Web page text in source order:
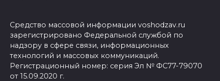
Средство массовой информации voshodzav.ru
зарегистрировано Федеральной службой по
надзору в сфере связи, информационных
технологий и массовых коммуникаций.
Регистрационный номер: серия Эл № ФС77-79070
от 15.09.2020 г.